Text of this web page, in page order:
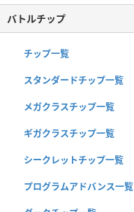
バトルチップ
チップ一覧
スタンダードチップ一覧
メガクラスチップ一覧
ギガクラスチップ一覧
シークレットチップ一覧
プログラムアドバンス一覧